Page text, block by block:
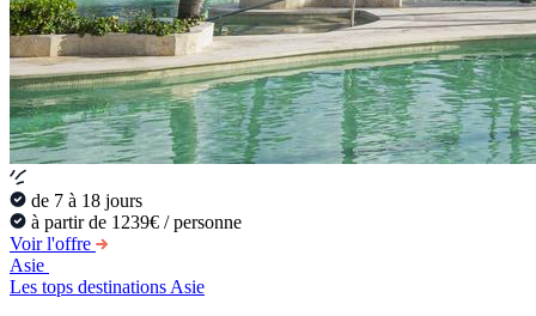
de 7 à 18 jours
à partir de 1239€ / personne
Voir l'offre
Asie
Les tops destinations Asie